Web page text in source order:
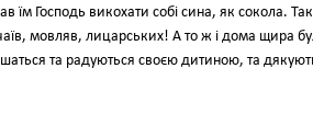
їм Господь викохати собі сина, як сокола.
мовляв, лицарських! А то ж і дома щира
та радуються своєю дитиною, та